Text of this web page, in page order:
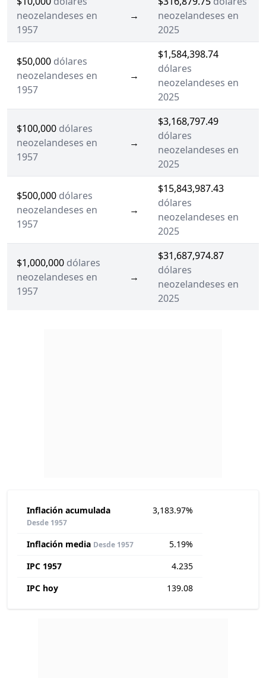
neozelandeses en
1957
→
neozelandeses en
2025
$50,000 dólares
neozelandeses en
1957
→
$1,584,398.74
dólares
neozelandeses en
2025
$100,000 dólares
neozelandeses en
1957
→
$3,168,797.49
dólares
neozelandeses en
2025
$500,000 dólares
neozelandeses en
1957
→
$15,843,987.43
dólares
neozelandeses en
2025
$1,000,000 dólares
neozelandeses en
1957
→
$31,687,974.87
dólares
neozelandeses en
2025
Inflación acumulada
Desde 1957
3,183.97%
Inflación media Desde 1957
5.19%
IPC 1957
4.235
IPC hoy
139.08